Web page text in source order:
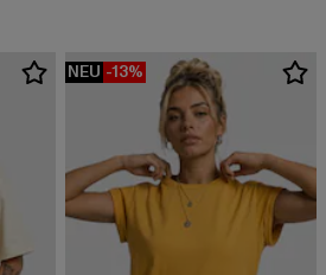
NEU -13%